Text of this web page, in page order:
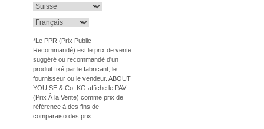
*Le PPR (Prix Public
Recommandé) est le prix de vente
suggéré ou recommandé d'un
produit fixé par le fabricant, le
fournisseur ou le vendeur. ABOUT
YOU SE & Co. KG affiche le PAV
(Prix À la Vente) comme prix de
référence à des fins de
comparaiso des prix.